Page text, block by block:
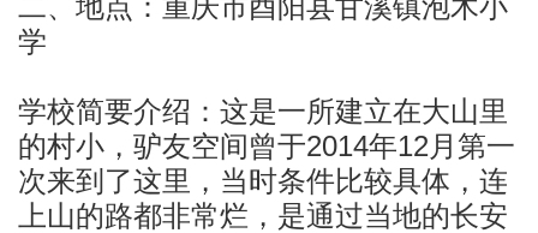
二、地点：重庆市酉阳县甘溪镇泡木小
学
学校简要介绍：这是一所建立在大山里
的村小，驴友空间曾于2014年12月第一
次来到了这里，当时条件比较具体，连
上山的路都非常烂，是通过当地的长安